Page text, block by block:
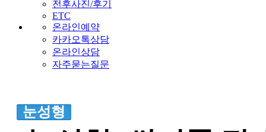
전후사진/후기
ETC
온라인예약
카카오톡상담
온라인상담
자주묻는질문
눈성형